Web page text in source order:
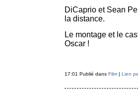
DiCaprio et Sean
la distance.
Le montage et le
Oscar !
17:01 Publié dans Film| Lien